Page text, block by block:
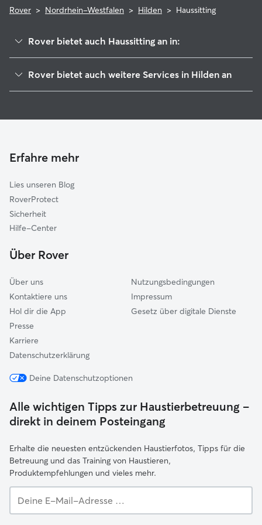
Rover > Nordrhein-Westfalen > Hilden > Haussitting
Rover bietet auch Haussitting an in:
Leichlingen
Solingen
Dormagen
Leverkusen
Düsseldorf
Wülfrath
Rover bietet auch weitere Services in Hilden an
Gassi-Service in Hilden
Erfahre mehr
Lies unseren Blog
RoverProtect
Sicherheit
Hilfe-Center
Über Rover
Über uns
Kontaktiere uns
Hol dir die App
Presse
Karriere
Datenschutzerklärung
Nutzungsbedingungen
Impressum
Gesetz über digitale Dienste
Deine Datenschutzoptionen
Alle wichtigen Tipps zur Haustierbetreuung –
direkt in deinem Posteingang
Erhalte die neuesten entzückenden Haustierfotos, Tipps für die
Betreuung und das Training von Haustieren,
Produktempfehlungen und vieles mehr.
E-